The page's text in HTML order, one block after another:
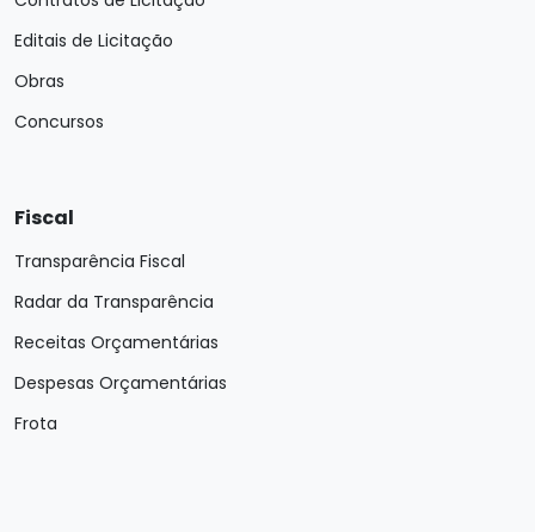
Editais de Licitação
Obras
Concursos
Fiscal
Transparência Fiscal
Radar da Transparência
Receitas Orçamentárias
Despesas Orçamentárias
Frota